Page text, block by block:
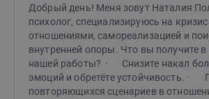
Добрый день! Меня зовут Наталия
психолог, специализируюсь на
отношениями, самореализацией и
внутренней опоры. Что вы получите в
нашей работы? · Снизите накал
эмоций и обретёте устойчивость. ·
повторяющихся сценариев в